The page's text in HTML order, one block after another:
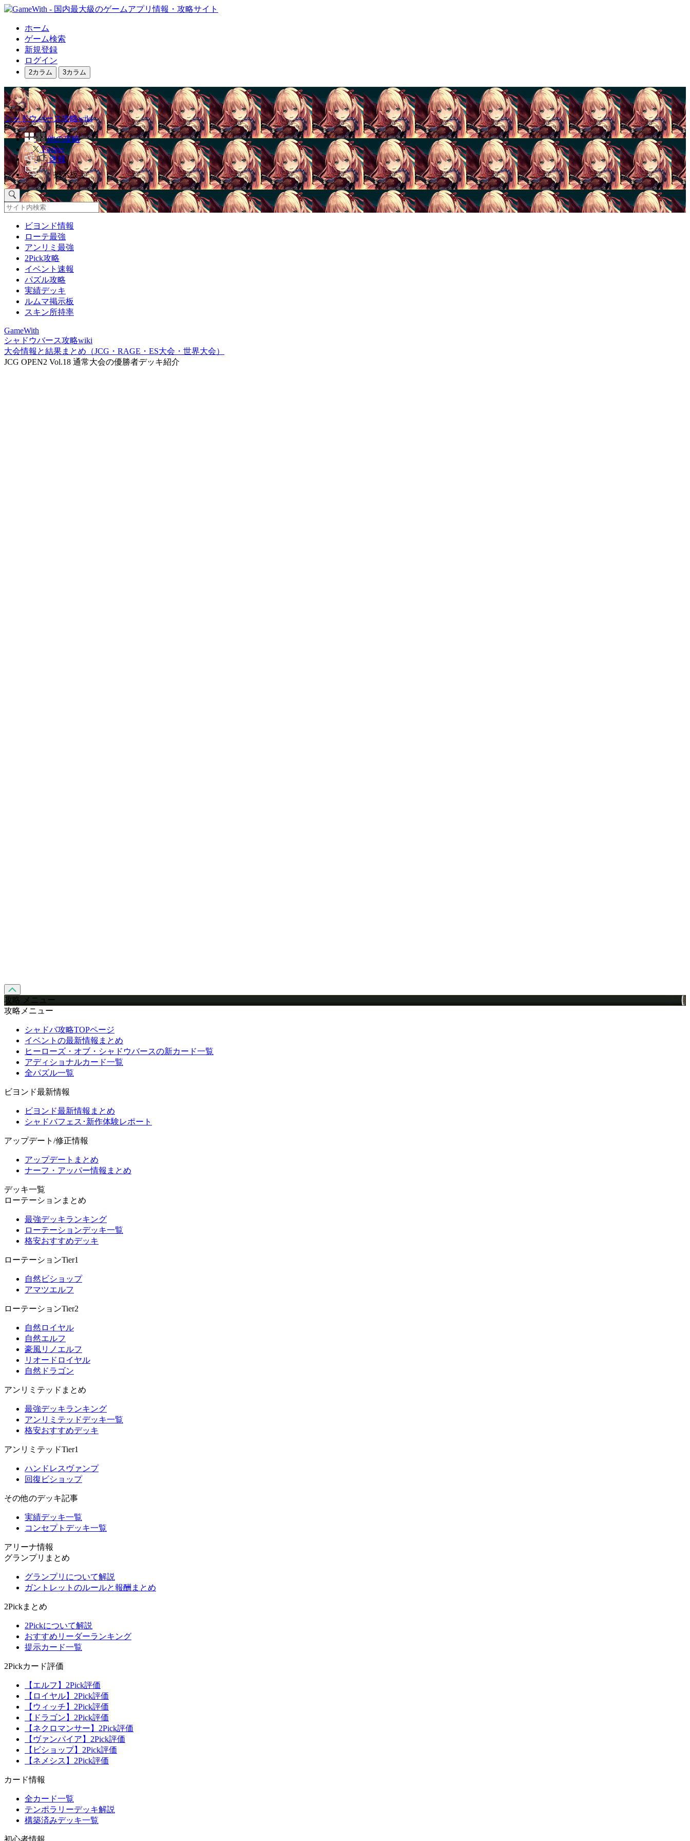
ホーム
ゲーム検索
新規登録
ログイン
2カラム 3カラム
シャドウバース攻略wiki
他の攻略
Twitter
速報
掲示板
ビヨンド情報
ローテ最強
アンリミ最強
2Pick攻略
イベント速報
パズル攻略
実績デッキ
ルムマ掲示板
スキン所持率
GameWith
シャドウバース攻略wiki
大会情報と結果まとめ（JCG・RAGE・ES大会・世界大会）
JCG OPEN2 Vol.18 通常大会の優勝者デッキ紹介
攻略 メニュー
攻略メニュー
シャドバ攻略TOPページ
イベントの最新情報まとめ
ヒーローズ・オブ・シャドウバースの新カード一覧
アディショナルカード一覧
全パズル一覧
ビヨンド最新情報
ビヨンド最新情報まとめ
シャドバフェス･新作体験レポート
アップデート/修正情報
アップデートまとめ
ナーフ・アッパー情報まとめ
デッキ一覧
ローテーションまとめ
最強デッキランキング
ローテーションデッキ一覧
格安おすすめデッキ
ローテーションTier1
自然ビショップ
アマツエルフ
ローテーションTier2
自然ロイヤル
自然エルフ
豪風リノエルフ
リオードロイヤル
自然ドラゴン
アンリミテッドまとめ
最強デッキランキング
アンリミテッドデッキ一覧
格安おすすめデッキ
アンリミテッドTier1
ハンドレスヴァンプ
回復ビショップ
その他のデッキ記事
実績デッキ一覧
コンセプトデッキ一覧
アリーナ情報
グランプリまとめ
グランプリについて解説
ガントレットのルールと報酬まとめ
2Pickまとめ
2Pickについて解説
おすすめリーダーランキング
提示カード一覧
2Pickカード評価
【エルフ】2Pick評価
【ロイヤル】2Pick評価
【ウィッチ】2Pick評価
【ドラゴン】2Pick評価
【ネクロマンサー】2Pick評価
【ヴァンパイア】2Pick評価
【ビショップ】2Pick評価
【ネメシス】2Pick評価
カード情報
全カード一覧
テンポラリーデッキ解説
構築済みデッキ一覧
初心者情報